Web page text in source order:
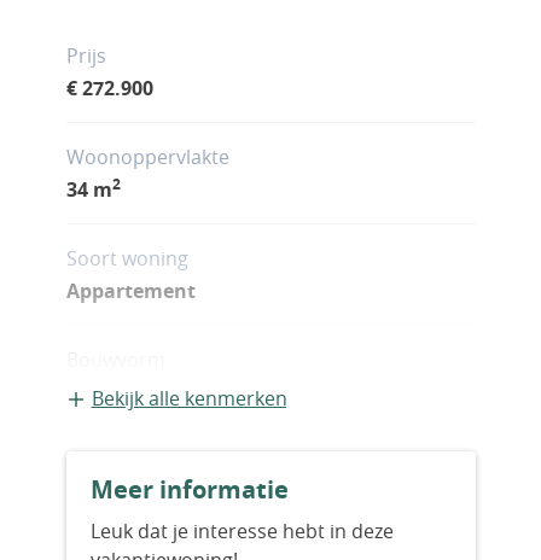
Prijs
€ 272.900
Woonoppervlakte
34 m2
Soort woning
Appartement
Bestaande bouw
Bekijk alle kenmerken
Meer informatie
Leuk dat je interesse hebt in deze